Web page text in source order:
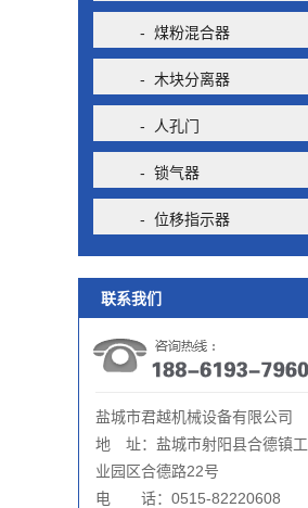
- 煤粉混合器
- 木块分离器
- 人孔门
- 锁气器
- 位移指示器
联系我们
盐城市君越机械设备有限公司
地 址：盐城市射阳县合德镇工
业园区合德路22号
电 话：0515-82220608